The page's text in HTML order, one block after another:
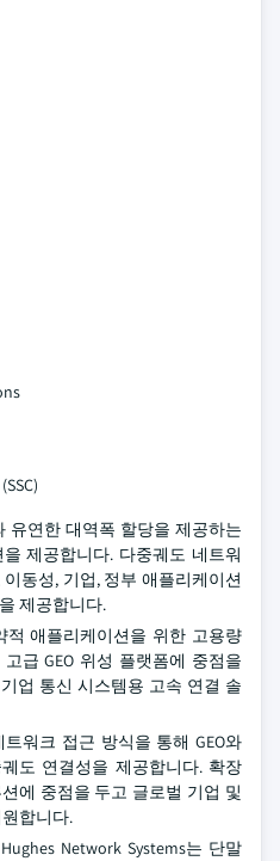
유연한 대역폭 할당을 제공하는
을 제공합니다. 다중궤도 네트워
동성, 기업, 정부 애플리케이션
제공합니다.
적 애플리케이션을 위한 고용량
급 GEO 위성 플랫폼에 중점을
업 통신 시스템용 고속 연결 솔
워크 접근 방식을 통해 GEO와
도 연결성을 제공합니다. 확장
에 중점을 두고 글로벌 기업 및
합니다.
Hughes Network Systems는 단말